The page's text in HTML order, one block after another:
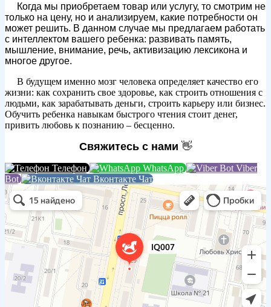
Когда мы приобретаем товар или услугу, то смотрим не
только на цену, но и анализируем, какие потребности он
может решить. В данном случае мы предлагаем работать
с интеллектом вашего ребенка: развивать память,
мышление, внимание, речь, активизацию лексикона и
многое другое.
В будущем именно мозг человека определяет качество его
жизни: как сохранить свое здоровье, как строить отношения с
людьми, как зарабатывать деньги, строить карьеру или бизнес.
Обучить ребенка навыкам быстрого чтения стоит денег,
привить любовь к познанию – бесценно.
Свяжитесь с нами 👋
Телефон WhatsApp
Viber
Bot
Вконтакте Чат